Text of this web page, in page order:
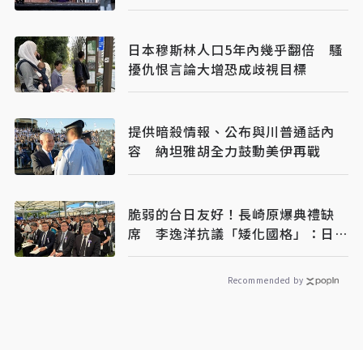
日本穆斯林人口5年內幾乎翻倍 騷
擾仇恨言論大增恐成歧視目標
提供暗殺情報、公布與川普通話內
容 納坦雅胡全力鼓動美伊再戰
脆弱的台日友好！長崎原爆典禮缺
席 李逸洋抗議「矮化國格」：日媒
揭長崎特殊安排
Recommended by